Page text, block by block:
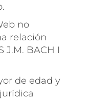
no
relación
J.M. BACH I
de edad y